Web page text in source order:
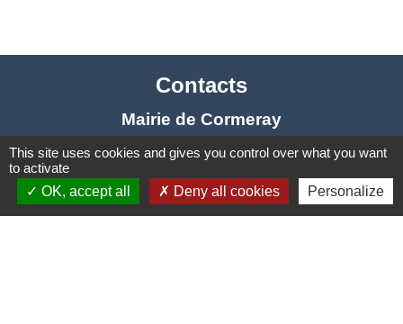
Contacts
Mairie de Cormeray
1, RUE DE LA BUISSONNIERE
+33 2 54 44 26 19
This site uses cookies and gives you control over what you want
to activate
OK, accept all
Deny all cookies Personalize